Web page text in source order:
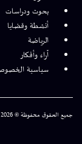
بحوث ودراسات
أنشطة وقضايا
الرياضة
آراء وأفكار
سياسية
جميع الحقوق محفوظة © 2026